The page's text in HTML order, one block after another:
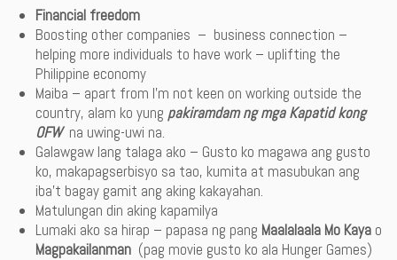
Financial freedom
Boosting other companies – business connection –
helping more individuals to have work – uplifting the
Philippine economy
Maiba – apart from I’m not keen on working outside the
country, alam ko yung pakiramdam ng mga Kapatid kong
OFWna uwing-uwi na.
Galawgaw lang talaga ako – Gusto ko magawa ang gusto
ko, makapagserbisyo sa tao, kumita at masubukan ang
iba’t bagay gamit ang aking kakayahan.
Matulungan din aking kapamilya
Lumaki ako sa hirap – papasa ng pang Maalalaala Mo Kaya o
Magpakailanman (pag movie gusto ko ala Hunger Games)